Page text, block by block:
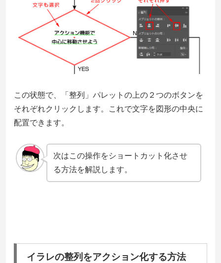
この状態で、「整列」パレットの上の２つのボタンを
それぞれクリックします。これで文字を図形の中央に
配置できます。
次はこの操作をショートカット化させ
る方法を解説します。
イラレの整列をアクション化する方法